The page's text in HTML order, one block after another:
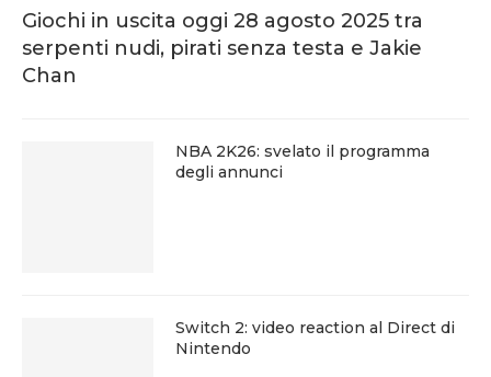
Giochi in uscita oggi 28 agosto 2025 tra
serpenti nudi, pirati senza testa e Jakie
Chan
NBA 2K26: svelato il programma
degli annunci
Switch 2: video reaction al Direct di
Nintendo